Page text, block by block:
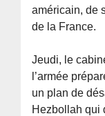
américain, de
de la France.
Jeudi, le
l’armée
un plan de
Hezbollah qui